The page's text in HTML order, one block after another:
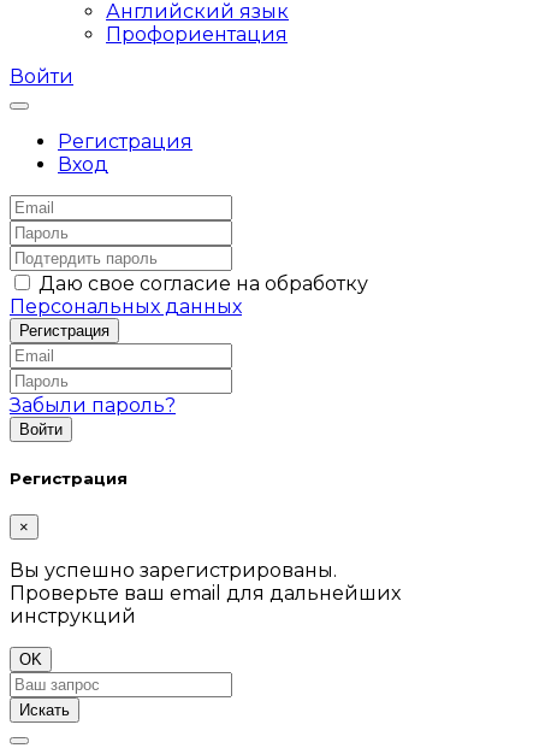
Английский язык
Профориентация
Войти
Регистрация
Вход
Даю свое согласие на обработку
Персональных данных
Забыли пароль?
Регистрация
×
Вы успешно зарегистрированы.
Проверьте ваш email для дальнейших
инструкций
OK
Искать